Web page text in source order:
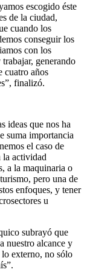
escogido éste
de la ciudad,
cuando los
conseguir los
con los
generando
cuatro años
finalizó.
ideas que nos ha
suma importancia
el caso de
la actividad
a la maquinaria o
pero una de
enfoques, y tener
u
subrayó que
nuestro alcance y
externo, no sólo